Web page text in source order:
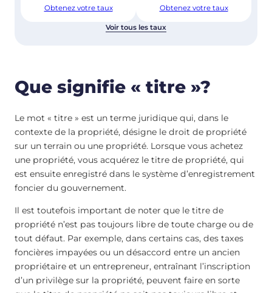
Obtenez votre taux Obtenez votre taux
Voir tous les taux
Que signifie « titre »?
Le mot « titre » est un terme juridique qui, dans le
contexte de la propriété, désigne le droit de propriété
sur un terrain ou une propriété. Lorsque vous achetez
une propriété, vous acquérez le titre de propriété, qui
est ensuite enregistré dans le système d’enregistrement
foncier du gouvernement.
Il est toutefois important de noter que le titre de
propriété n’est pas toujours libre de toute charge ou de
tout défaut. Par exemple, dans certains cas, des taxes
foncières impayées ou un désaccord entre un ancien
propriétaire et un entrepreneur, entraînant l’inscription
d’un privilège sur la propriété, peuvent faire en sorte